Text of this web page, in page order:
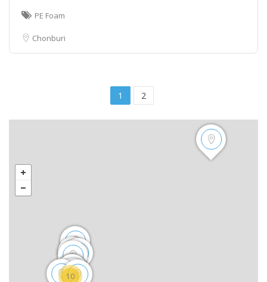
PE Foam
Chonburi
1 2
10